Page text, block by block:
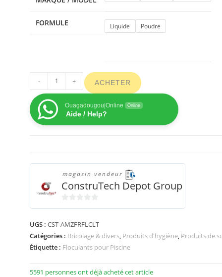
FORMULE Liquide Poudre
- + ACHETER
Ouagadougou|Online Online
Aide / Help?
magasin vendeur
ConstruTech Depot Group
u
r
5
UGS : CST-AMZFRFLCLT
Catégories : Bricolage & divers, Produits d'hygiène, Produits de
Étiquette : Floculants pour Piscine
5591 personnes ont déjà acheté cet article